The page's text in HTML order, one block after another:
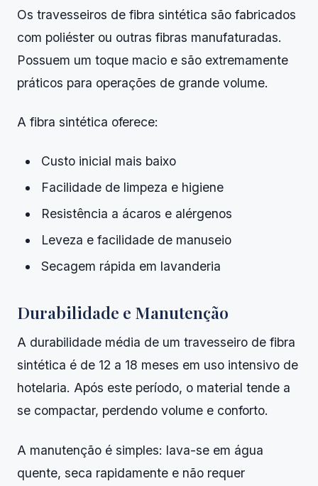
Os travesseiros de fibra sintética são fabricados
com poliéster ou outras fibras manufaturadas.
Possuem um toque macio e são extremamente
práticos para operações de grande volume.
A fibra sintética oferece:
Custo inicial mais baixo
Facilidade de limpeza e higiene
Resistência a ácaros e alérgenos
Leveza e facilidade de manuseio
Secagem rápida em lavanderia
Durabilidade e Manutenção
A durabilidade média de um travesseiro de fibra
sintética é de 12 a 18 meses em uso intensivo de
hotelaria. Após este período, o material tende a
se compactar, perdendo volume e conforto.
A manutenção é simples: lava-se em água
quente, seca rapidamente e não requer